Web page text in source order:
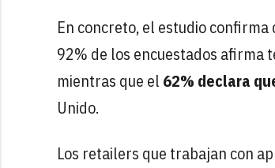
En concreto, el estudio confirma
92% de los encuestados afirma
mientras que el 62% declara
Unido.
Los retailers que trabajan con